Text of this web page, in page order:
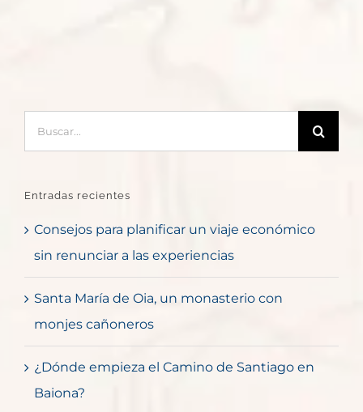
Entradas recientes
Consejos para planificar un viaje económico
sin renunciar a las experiencias
Santa María de Oia, un monasterio con
monjes cañoneros
¿Dónde empieza el Camino de Santiago en
Baiona?